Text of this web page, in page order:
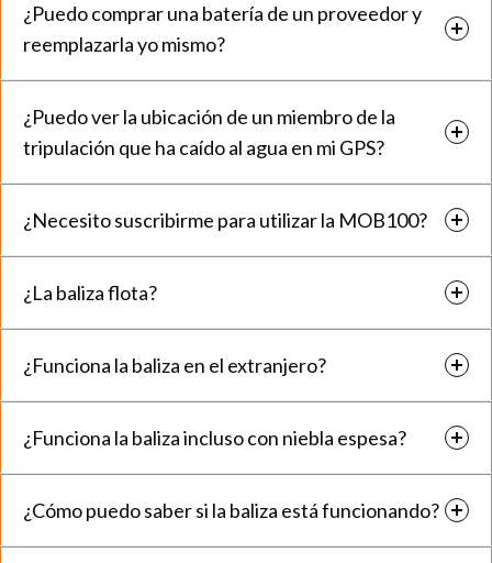
¿Puedo comprar una batería de un proveedor y
reemplazarla yo mismo?
¿Puedo ver la ubicación de un miembro de la
tripulación que ha caído al agua en mi GPS?
¿Necesito suscribirme para utilizar la MOB100?
¿La baliza flota?
¿Funciona la baliza en el extranjero?
¿Funciona la baliza incluso con niebla espesa?
¿Cómo puedo saber si la baliza está funcionando?